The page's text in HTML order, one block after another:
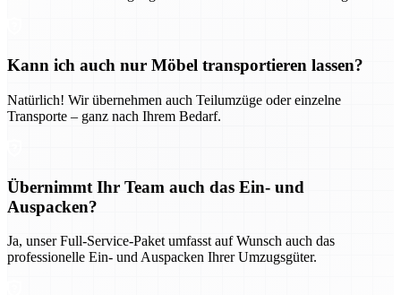
Kann ich auch nur Möbel transportieren lassen?
Natürlich! Wir übernehmen auch Teilumzüge oder einzelne
Transporte – ganz nach Ihrem Bedarf.
Übernimmt Ihr Team auch das Ein- und
Auspacken?
Ja, unser Full-Service-Paket umfasst auf Wunsch auch das
professionelle Ein- und Auspacken Ihrer Umzugsgüter.